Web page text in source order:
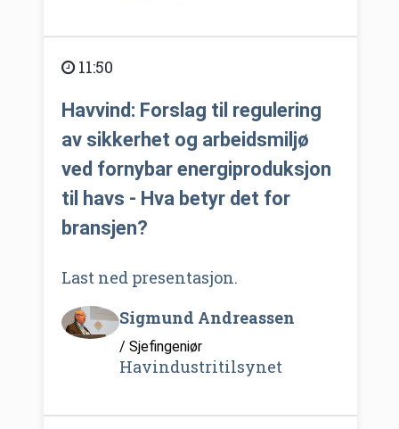
11:50
Havvind: Forslag til regulering
av sikkerhet og arbeidsmiljø
ved fornybar energiproduksjon
til havs - Hva betyr det for
bransjen?
Last ned presentasjon.
Sigmund Andreassen
/ Sjefingeniør
Havindustritilsynet